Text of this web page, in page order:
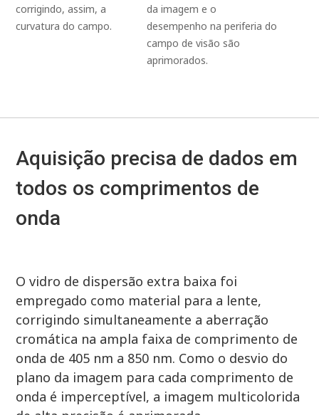
corrigindo, assim, a
curvatura do campo.
da imagem e o
desempenho na periferia do
campo de visão são
aprimorados.
Aquisição precisa de dados em
todos os comprimentos de
onda
O vidro de dispersão extra baixa foi
empregado como material para a lente,
corrigindo simultaneamente a aberração
cromática na ampla faixa de comprimento de
onda de 405 nm a 850 nm. Como o desvio do
plano da imagem para cada comprimento de
onda é imperceptível, a imagem multicolorida